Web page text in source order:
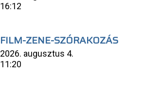
16:12
FILM-ZENE-SZÓRAKOZÁS
2026. augusztus 4.
11:20